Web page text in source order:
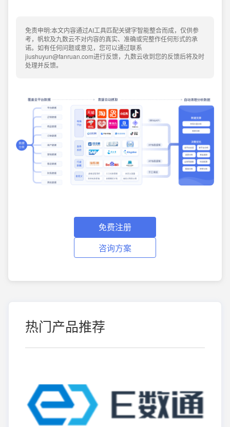
免责申明:本文内容通过AI工具匹配关键字智能整合而成，仅供参
考，帆软及九数云不对内容的真实、准确或完整作任何形式的承
诺。如有任何问题或意见，您可以通过联系
jiushuyun@fanruan.com进行反馈，九数云收到您的反馈后将及时
处理并反馈。
免费注册
咨询方案
热门产品推荐